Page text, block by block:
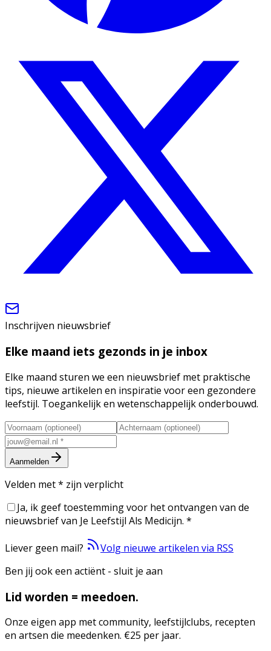
Inschrijven nieuwsbrief
Elke maand iets gezonds in je inbox
Elke maand sturen we een nieuwsbrief met praktische
tips, nieuwe artikelen en inspiratie voor een gezondere
leefstijl. Toegankelijk en wetenschappelijk onderbouwd.
Aanmelden
Velden met* zijn verplicht
Ja, ik geef toestemming voor het ontvangen van de
nieuwsbrief van Je Leefstijl Als Medicijn. *
Liever geen mail?
Volg nieuwe artikelen via RSS
Ben jij ook een actiënt - sluit je aan
Lid worden = meedoen.
Onze eigen app met community, leefstijlclubs, recepten
en artsen die meedenken. €25 per jaar.